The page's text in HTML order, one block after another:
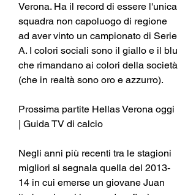
Verona. Ha il record di essere l'unica
squadra non capoluogo di regione
ad aver vinto un campionato di Serie
A. I colori sociali sono il giallo e il blu
che rimandano ai colori della società
(che in realtà sono oro e azzurro).
Prossima partite Hellas Verona oggi
| Guida TV di calcio
Negli anni più recenti tra le stagioni
migliori si segnala quella del 2013-
14 in cui emerse un giovane Juan